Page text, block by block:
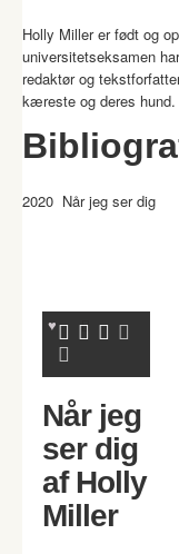
Holly Miller er født og
universitetseksamen
redaktør og
kæreste og deres hund.
2020 Når jeg ser dig
Når jeg
ser dig
af Holly
Miller